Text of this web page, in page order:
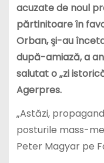
acuzate de noul
părtinitoare în
Orban, şi-au
după-amiază, a
salutat o „zi
Agerpres.
„Astăzi,
posturile mass-
Peter Magyar pe